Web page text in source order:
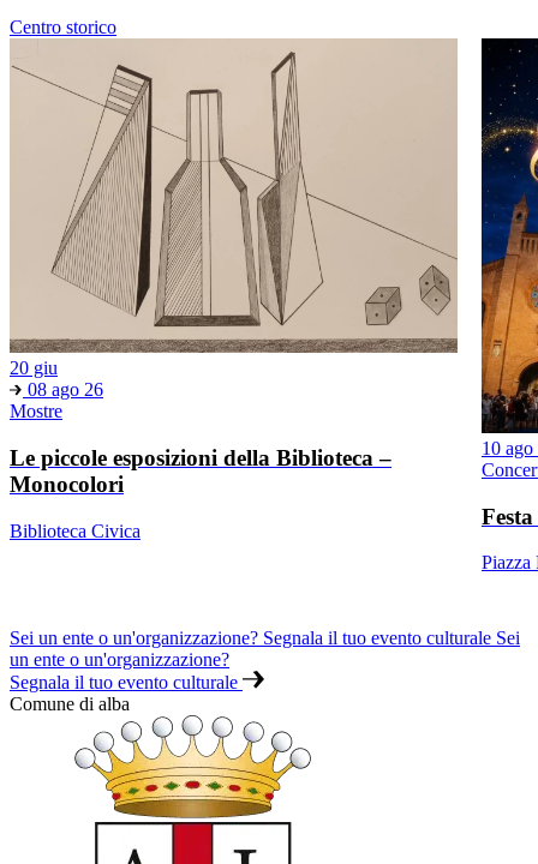
Centro storico
20 giu
08 ago 26
Mostre
Le piccole esposizioni della Biblioteca –
Monocolori
Biblioteca Civica
10 ago
Piazza
Sei un ente o un'organizzazione? Segnala il tuo evento culturale Sei
un ente o un'organizzazione?
Segnala il tuo evento culturale
Comune di alba